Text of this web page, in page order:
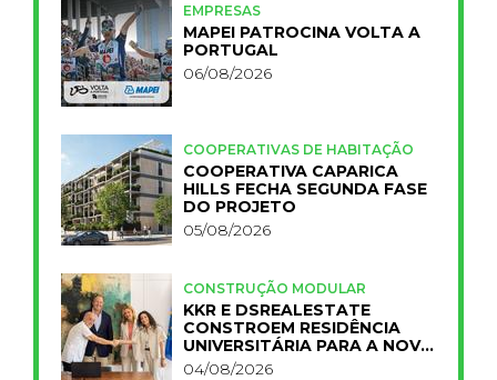
EMPRESAS
MAPEI PATROCINA VOLTA A
PORTUGAL
06/08/2026
COOPERATIVAS DE HABITAÇÃO
COOPERATIVA CAPARICA
HILLS FECHA SEGUNDA FASE
DO PROJETO
05/08/2026
CONSTRUÇÃO MODULAR
KKR E DSREALESTATE
CONSTROEM RESIDÊNCIA
UNIVERSITÁRIA PARA A NOVA
FCT
04/08/2026